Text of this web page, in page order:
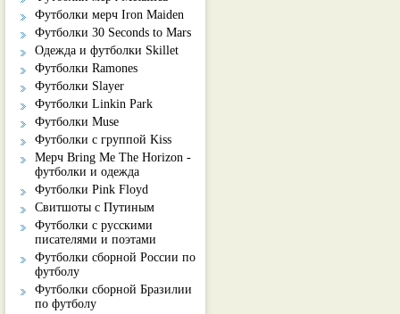
Футболки мерч Iron Maiden
Футболки 30 Seconds to Mars
Одежда и футболки Skillet
Футболки Ramones
Футболки Slayer
Футболки Linkin Park
Футболки Muse
Футболки с группой Kiss
Мерч Bring Me The Horizon -
футболки и одежда
Футболки Pink Floyd
Свитшоты с Путиным
Футболки с русскими
писателями и поэтами
Футболки сборной России по
футболу
Футболки сборной Бразилии
по футболу